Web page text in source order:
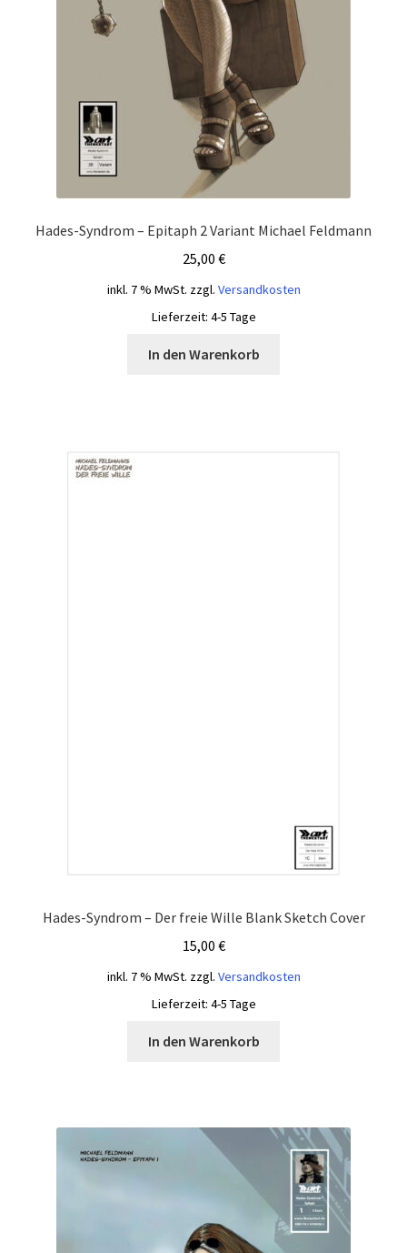
Hades-Syndrom – Epitaph 2 Variant Michael Feldmann
25,00 €
inkl. 7 % MwSt. zzgl. Versandkosten
Lieferzeit: 4-5 Tage
In den Warenkorb
Hades-Syndrom – Der freie Wille Blank Sketch Cover
15,00 €
inkl. 7 % MwSt. zzgl. Versandkosten
Lieferzeit: 4-5 Tage
In den Warenkorb